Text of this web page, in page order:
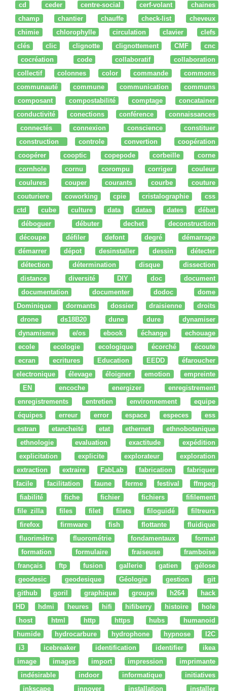
cd
ceder centre-social cerf-volant
chaines
champ
chantier chauffe check-list
cheveux
chimie
chlorophylle circulation clavier
clefs
clés
clic clignotte clignottement CMF
cnc
cocréation
code collaboratif
collaboration
collectif
colonnes color commande
commons
communauté
commune communication
communs
composant
compostabilité comptage
concatainer
conductivité
conections conférence
connaissances
connectés
connexion conscience
constituer
construction
controle convertion
coopération
coopérer
cooptic copepode corbeille
corne
cornhole
cornu corompu corriger
couleur
coulures
couper courants courbe
couture
couturiere
coworking cpie cristalographie
css
ctd
cube culture data datas dates
débat
déboguer
débuter dechet
deconstruction
découpe
défiler defont degré
démarrage
démarrer
dépot desinstaller dessin
détecter
détection
détermination disque
dissection
distance
diversité DIY doc
document
documentation
documenter dodoc
dome
Dominique
dormants dossier draisienne
droits
drone
ds18B20 dune dure
dynamiser
dynamisme
e/os ebook échange
echouage
ecole
ecologie ecologique écorché
écoute
ecran
ecritures Education EEDD
éfaroucher
electronique
élevage éloigner emotion
empreinte
EN
encoche energizer
enregistrement
enregistrements
entretien environnement
equipe
équipes
erreur error espace especes
ess
estran
etancheité etat ethernet
ethnobotanique
ethnologie
evaluation exactitude
expédition
explicitation
explicite explorateur
exploration
extraction
extraire FabLab fabrication
fabriquer
facile
facilitation faune ferme festival
ffmpeg
fiabilité
fiche fichier fichiers
fifilement
file zilla
files filet filets filoguidé
filtreurs
firefox
firmware fish flottante
fluidique
fluorimètre
fluorométrie fondamentaux
format
formation
formulaire fraiseuse
framboise
français
ftp fusion gallerie gatien
gélose
geodesic
geodesique Géologie gestion
git
github
goril graphique groupe h264
hack
HD
hdmi heures hifi hifiberry histoire
hole
host
html http https hubs
humanoid
humide
hydrocarbure hydrophone hypnose
I2C
i3
icebreaker identification identifier
ikea
image
images import impression
imprimante
indésirable
indoor informatique
initiatives
inkscape
innover installation installer